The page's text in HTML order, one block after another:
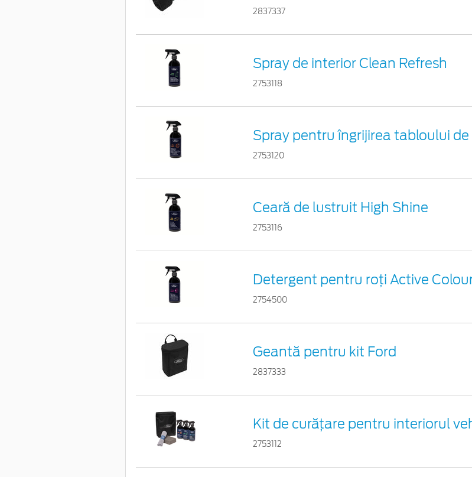
2837337
Spray de interior Clean Refresh
2753118
Spray pentru îngrijirea tabloului
2753120
Ceară de lustruit High Shine
2753116
Detergent pentru roți Active
2754500
Geantă pentru kit Ford
2837333
Kit de curățare pentru interiorul
2753112